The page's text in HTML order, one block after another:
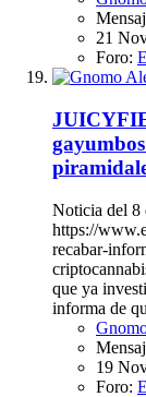
21
Foro:
Noticia del 8
https://
recabar-
que ya
informa de
19
Foro: